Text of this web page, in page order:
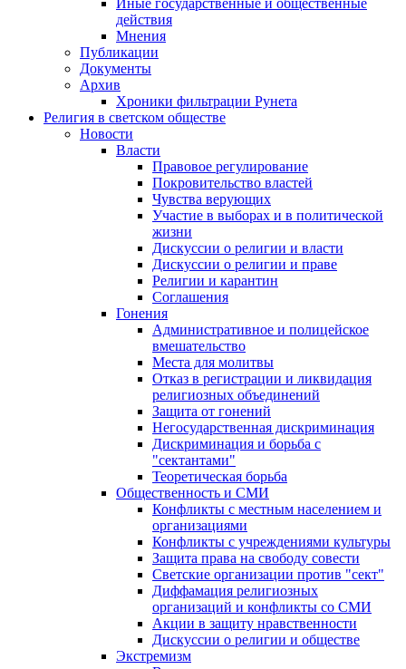
Иные государственные и общественные
действия
Мнения
Публикации
Документы
Архив
Хроники фильтрации Рунета
Религия в светском обществе
Новости
Власти
Правовое регулирование
Покровительство властей
Чувства верующих
Участие в выборах и в политической
жизни
Дискуссии о религии и власти
Дискуссии о религии и праве
Религии и карантин
Соглашения
Гонения
Административное и полицейское
вмешательство
Места для молитвы
Отказ в регистрации и ликвидация
религиозных объединений
Защита от гонений
Негосударственная дискриминация
Дискриминация и борьба с
"сектантами"
Теоретическая борьба
Общественность и СМИ
Конфликты с местным населением и
организациями
Конфликты с учреждениями культуры
Защита права на свободу совести
Светские организации против "сект"
Диффамация религиозных
организаций и конфликты со СМИ
Акции в защиту нравственности
Дискуссии о религии и обществе
Экстремизм